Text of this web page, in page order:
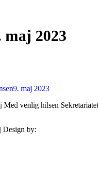
maj 2023
9. maj 2023
venlig hilsen Sekretariatet
Design by: